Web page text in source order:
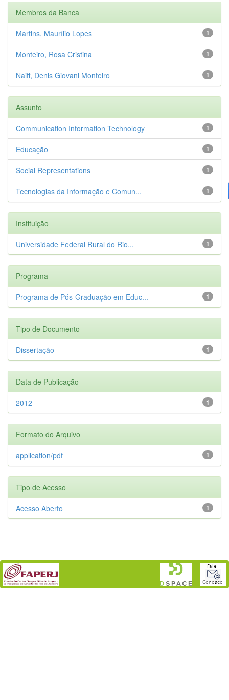
Membros da Banca
1
Martins, Maurílio Lopes
1
Monteiro, Rosa Cristina
1
Naiff, Denis Giovani Monteiro
Assunto
1
Communication Information Technology
1
Educação
1
Social Representations
1
Tecnologias da Informação e Comun...
Instituição
1
Universidade Federal Rural do Rio...
Programa
1
Programa de Pós-Graduação em Educ...
Tipo de Documento
1
Dissertação
Data de Publicação
1
2012
Formato do Arquivo
1
application/pdf
Tipo de Acesso
1
Acesso Aberto